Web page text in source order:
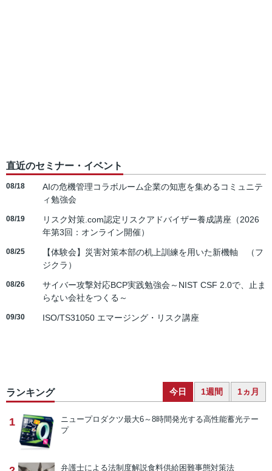
直近のセミナー・イベント
08/18
AIの危機管理コラボルーム企業の知恵を集めるコミュニテ
ィ勉強会
08/19
リスク対策.com認定リスクアドバイザー養成講座（2026
年第3回：オンライン開催）
08/25
【体験会】災害対策本部の机上訓練を用いた新機軸 （フ
ジクラ）
08/26
サイバー攻撃対応BCP実践勉強会～NIST CSF 2.0で、止ま
らない会社をつくる～
09/30 ISO/TS31050 エマージング・リスク講座
ランキング 今日 1週間 1ヵ月
1 ニュープロダクツ最大6～8時間発光する高性能蓄光テー
プ
弁護士による法制度解説食料供給困難事態対策法